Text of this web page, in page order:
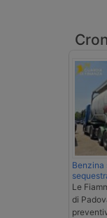
Benzina
Le
di